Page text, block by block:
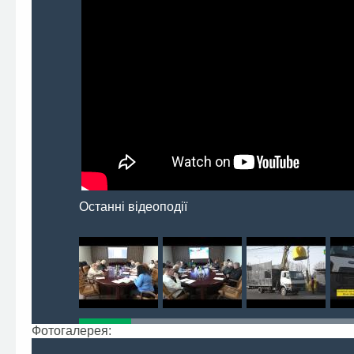
Останні відеоподії
Фотогалерея: